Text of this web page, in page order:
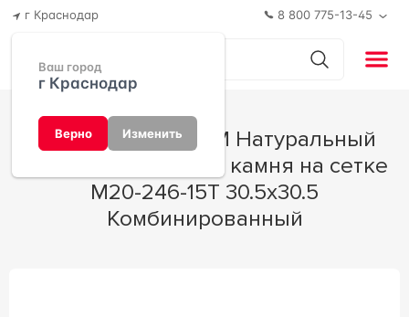
г Краснодар
Ваш город
г Краснодар
Верно Изменить
8 800 775-13-45
камень Мозаика из камня на сетке
М20-246-15Т 30.5x30.5
Комбинированный